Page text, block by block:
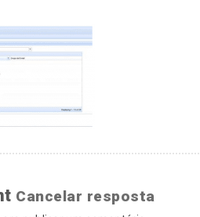
Cancelar resposta